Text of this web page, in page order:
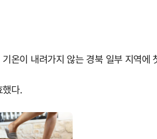
온이 내려가지 않는 경북 일부 지역에
다.